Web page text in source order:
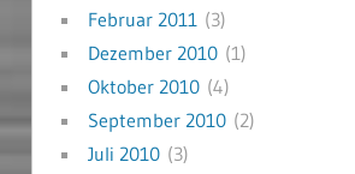
Februar 2011(3)
Dezember 2010(1)
Oktober 2010(4)
September 2010(2)
Juli 2010(3)